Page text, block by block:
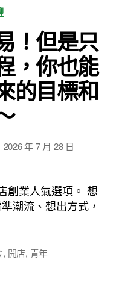
！但是只
，你也能
的目標和
2026 年 7 月 28 日
創業人氣選項。 想
潮流、想出方式，
, 開店, 青年